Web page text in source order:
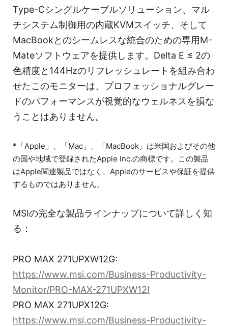
Type-Cシングルケーブルソリューション、マル
チシステム制御用の内蔵KVMスイッチ、そして
MacBookとのシームレスな統合のための専用M-
Mateソフトウェアを提供します。Delta E ≤ 2の
色精度と144Hzのリフレッシュレートを組み合わ
せたこのモニターは、プロフェッショナルグレー
ドのパフォーマンスが視覚的なウェルネスを損な
うことはありません。
*「Apple」、「Mac」、「MacBook」は米国およびその他
の国や地域で登録されたApple Inc.の商標です。この製品
はApple関連製品ではなく、Appleのサービスや保証を提供
するものではありません。
MSIの完全な製品ラインナップについて詳しく知
る：
PRO MAX 271UPXW12G:
https://www.msi.com/Business-Productivity-
Monitor/PRO-MAX-271UPXW12I
PRO MAX 271UPX12G:
https://www.msi.com/Business-Productivity-